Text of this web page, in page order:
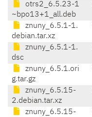
otrs2_6.5.23-1
~bpo13+1_all.deb
znuny_6.5.1-1.
debian.tar.xz
znuny_6.5.1-1.
dsc
znuny_6.5.1.ori
g.tar.gz
znuny_6.5.15-
2.debian.tar.xz
znuny_6.5.15-